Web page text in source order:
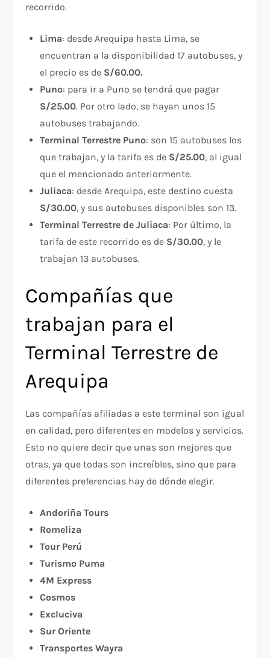
recorrido.
Lima: desde Arequipa hasta Lima, se
encuentran a la disponibilidad 17 autobuses, y
el precio es de S/60.00.
Puno: para ir a Puno se tendrá que pagar
S/25.00. Por otro lado, se hayan unos 15
autobuses trabajando.
Terminal Terrestre Puno: son 15 autobuses los
que trabajan, y la tarifa es de S/25.00, al igual
que el mencionado anteriormente.
Juliaca: desde Arequipa, este destino cuesta
S/30.00, y sus autobuses disponibles son 13.
Terminal Terrestre de Juliaca: Por último, la
tarifa de este recorrido es de S/30.00, y le
trabajan 13 autobuses.
Compañías que
trabajan para el
Terminal Terrestre de
Arequipa
Las compañías afiliadas a este terminal son igual
en calidad, pero diferentes en modelos y servicios.
Esto no quiere decir que unas son mejores que
otras, ya que todas son increíbles, sino que para
diferentes preferencias hay de dónde elegir.
Andoriña Tours
Romeliza
Tour Perú
Turismo Puma
4M Express
Cosmos
Excluciva
Sur Oriente
Transportes Wayra